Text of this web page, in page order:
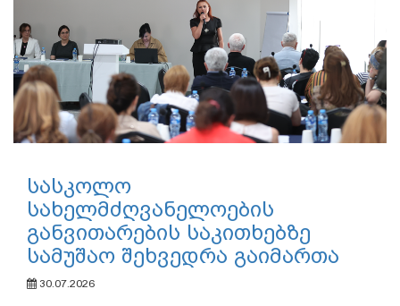
სასკოლო
სახელმძღვანელოების
განვითარების საკითხებზე
სამუშაო შეხვედრა გაიმართა
30.07.2026